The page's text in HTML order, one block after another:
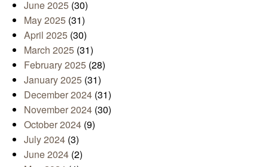
June 2025 (30)
May 2025 (31)
April 2025 (30)
March 2025 (31)
February 2025 (28)
January 2025 (31)
December 2024 (31)
November 2024 (30)
October 2024 (9)
July 2024 (3)
June 2024 (2)